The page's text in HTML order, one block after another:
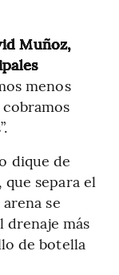
Muñoz,
menos
dique de
separa el
se
drenaje más
de botella